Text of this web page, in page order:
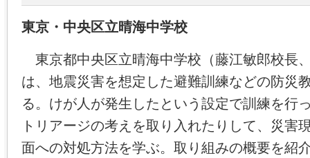
東京・中央区立晴海中学校
東京都中央区立晴海中学校（藤江敏郎校長
は、地震災害を想定した避難訓練などの防災
る。けが人が発生したという設定で訓練を行
トリアージの考えを取り入れたりして、災害
面への対処方法を学ぶ。取り組みの概要を紹